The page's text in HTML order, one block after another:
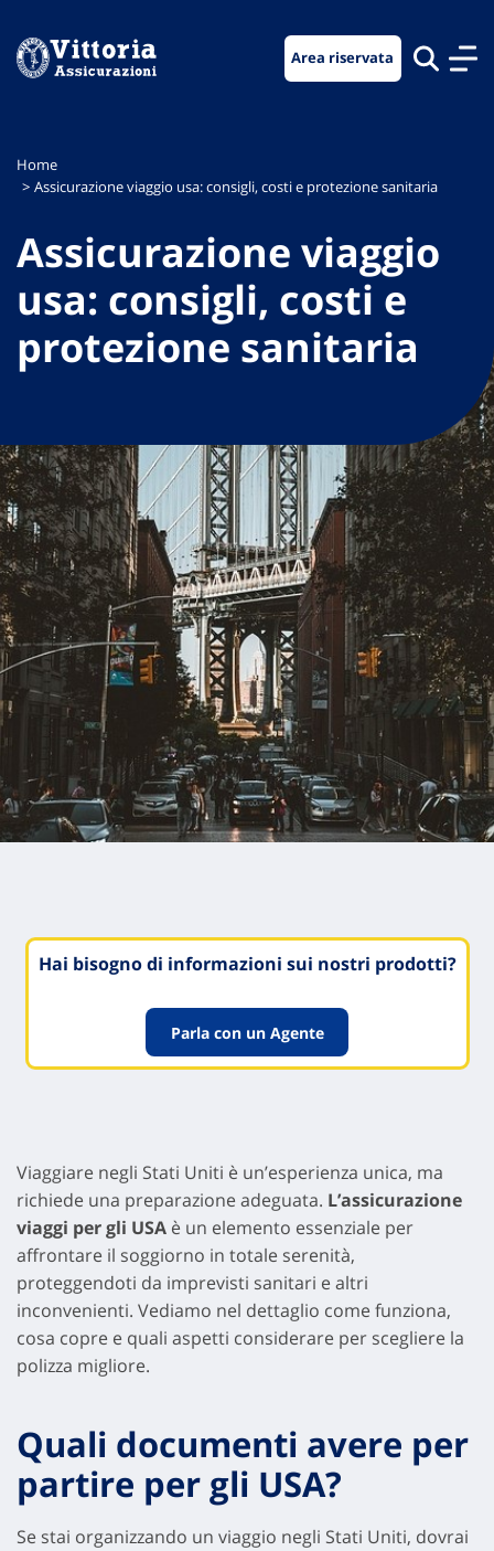
menu
contenuto
footer
Area riservata
Home
Assicurazione viaggio usa: consigli, costi e protezione sanitaria
Assicurazione viaggio
usa: consigli, costi e
protezione sanitaria
Hai bisogno di informazioni sui nostri prodotti?
Parla con un Agente
Viaggiare negli Stati Uniti è un’esperienza unica, ma
richiede una preparazione adeguata. L’assicurazione
viaggi per gli USA è un elemento essenziale per
affrontare il soggiorno in totale serenità,
proteggendoti da imprevisti sanitari e altri
inconvenienti. Vediamo nel dettaglio come funziona,
cosa copre e quali aspetti considerare per scegliere la
polizza migliore.
Quali documenti avere per
partire per gli USA?
Se stai organizzando un viaggio negli Stati Uniti, dovrai